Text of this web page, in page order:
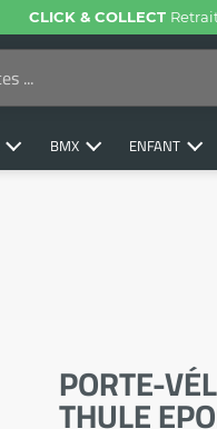
CLICK & COLLECT
BMX ENFANT
PORTE-
THULE